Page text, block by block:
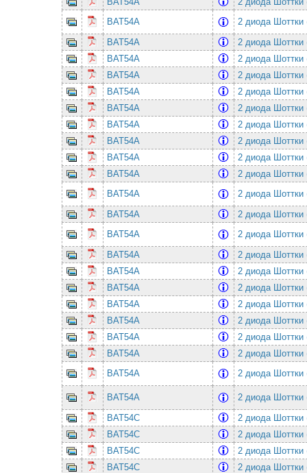
BAT54A
2 диода
BAT54A
2 диода
BAT54A
2 диода
BAT54A
2 диода
BAT54A
2 диода
BAT54A
2 диода
BAT54A
2 диода
BAT54A
2 диода
BAT54A
2 диода
BAT54A
2 диода
BAT54A
2 диода
BAT54A
2 диода
BAT54A
2 диода
BAT54A
2 диода
BAT54A
2 диода
BAT54A
2 диода
BAT54A
2 диода
BAT54A
2 диода
BAT54A
2 диода
BAT54A
2 диода
BAT54A
2 диода
BAT54A
2 диода
BAT54C
2 диода
BAT54C
2 диода
BAT54C
2 диода
BAT54C
2 диода